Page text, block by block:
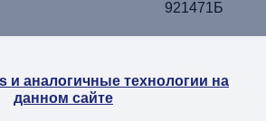
921471Б
аналогичные технологии на
данном сайте